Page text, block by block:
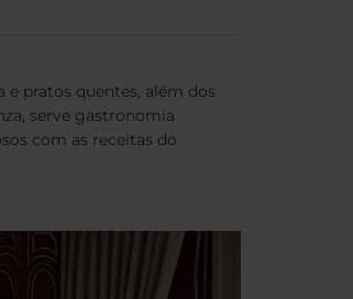
pratos quentes, além dos
serve gastronomia
com as receitas do